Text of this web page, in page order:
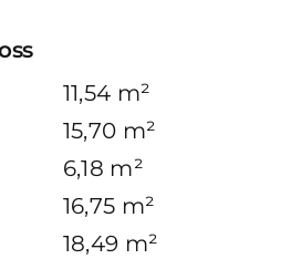
11,54 m²
15,70 m²
6,18 m²
16,75 m²
18,49 m²